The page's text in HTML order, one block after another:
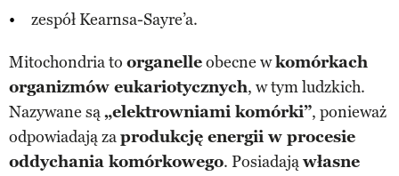
zespół Kearnsa-Sayre’a.
Mitochondria to organelleobecne wkomórkach
organizmów eukariotycznych, w tym ludzkich.
Nazywane są„elektrowniami komórki”, ponieważ
odpowiadają zaprodukcję energii w procesie
oddychania komórkowego. Posiadająwłasne